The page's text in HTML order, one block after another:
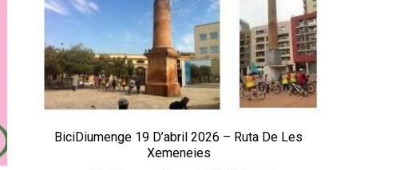
BiciDiumenge 19 D’abril 2026 – Ruta De Les
Xemeneies